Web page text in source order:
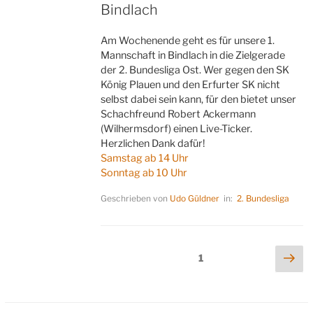
Bindlach
Am Wochenende geht es für unsere 1.
Mannschaft in Bindlach in die Zielgerade
der 2. Bundesliga Ost. Wer gegen den SK
König Plauen und den Erfurter SK nicht
selbst dabei sein kann, für den bietet unser
Schachfreund Robert Ackermann
(Wilhermsdorf) einen Live-Ticker.
Herzlichen Dank dafür!
Samstag ab 14 Uhr
Sonntag ab 10 Uhr
Geschrieben von Udo Güldner in:2. Bundesliga
Seitennummerierung
Seite1